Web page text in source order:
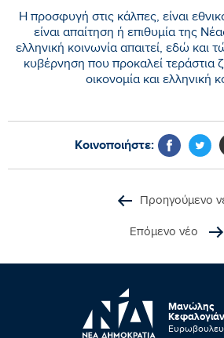
Η προσφυγή στις κάλπες, είναι
είναι απαίτηση ή επιθυμία της
ελληνική κοινωνία απαιτεί, εδώ και
κυβέρνηση που προκαλεί τεράστια
οικονομία και ελληνική
Κοινοποιήστε:
Προηγούμενο
Επόμενο νέο
Μανώλης